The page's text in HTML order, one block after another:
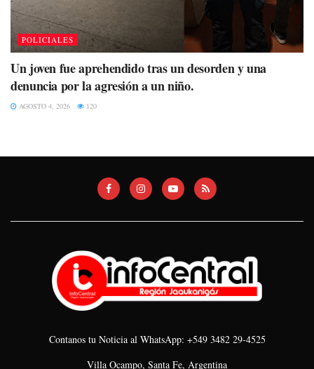
POLICIALES
Un joven fue aprehendido tras un desorden y una
denuncia por la agresión a un niño.
AGOSTO 4, 2026 120
Contanos tu Noticia al WhatsApp: +549 3482 29-4525
Villa Ocampo, Santa Fe, Argentina